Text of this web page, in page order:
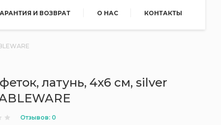
И ВОЗВРАТ О НАС КОНТАКТЫ
латунь, 4x6 см, silver
Отзывов: 0